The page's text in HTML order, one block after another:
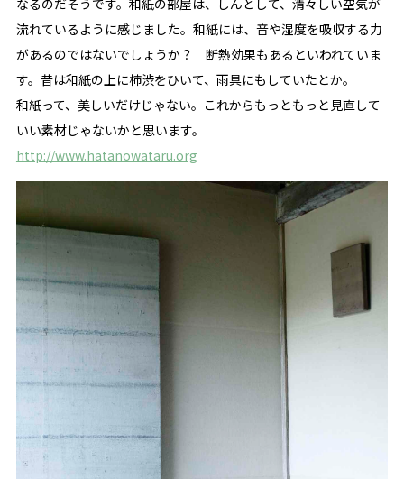
なるのだそうです。和紙の部屋は、しんとして、清々しい空気が
流れているように感じました。和紙には、音や湿度を吸収する力
があるのではないでしょうか？ 断熱効果もあるといわれていま
す。昔は和紙の上に柿渋をひいて、雨具にもしていたとか。
和紙って、美しいだけじゃない。これからもっともっと見直して
いい素材じゃないかと思います。
http://www.hatanowataru.org